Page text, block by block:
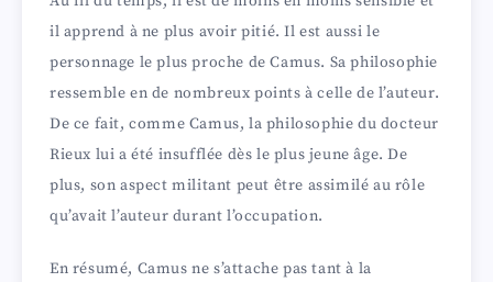
il apprend à ne plus avoir pitié. Il est aussi le
personnage le plus proche de Camus. Sa philosophie
ressemble en de nombreux points à celle de l’auteur.
De ce fait, comme Camus, la philosophie du docteur
Rieux lui a été insufflée dès le plus jeune âge. De
plus, son aspect militant peut être assimilé au rôle
qu’avait l’auteur durant l’occupation.
En résumé, Camus ne s’attache pas tant à la